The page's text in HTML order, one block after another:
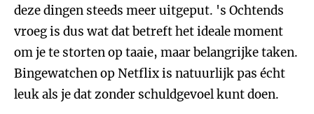
deze dingen steeds meer uitgeput. 's Ochtends
vroeg is dus wat dat betreft het ideale moment
om je te storten op taaie, maar belangrijke taken.
Bingewatchen op Netflix is natuurlijk pas écht
leuk als je dat zonder schuldgevoel kunt doen.